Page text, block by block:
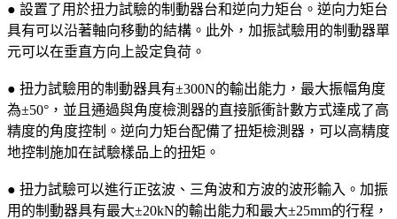
● 設置了用於扭力試驗的制動器台和逆向力矩台。逆向力矩台
具有可以沿著軸向移動的結構。此外，加振試驗用的制動器單
元可以在垂直方向上設定負荷。
● 扭力試驗用的制動器具有±300N的輸出能力，最大振幅角度
為±50°，並且通過與角度檢測器的直接脈衝計數方式達成了高
精度的角度控制。逆向力矩台配備了扭矩檢測器，可以高精度
地控制施加在試驗樣品上的扭矩。
● 扭力試驗可以進行正弦波、三角波和方波的波形輸入。加振
用的制動器具有最大±20kN的輸出能力和最大±25mm的行程，